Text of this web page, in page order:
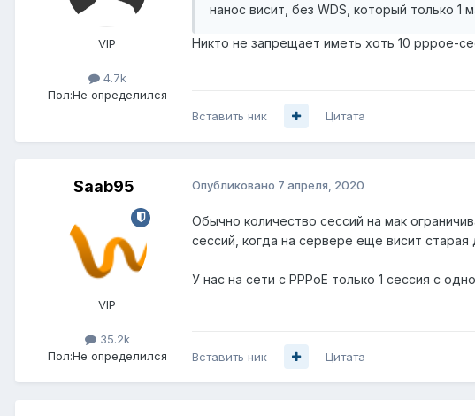
VIP
4.7k
Пол:Не определился
нанос висит, без WDS, который только 1
Никто не запрещает иметь хоть 10 pppoe-
Вставить ник Цитата
Saab95
VIP
35.2k
Пол:Не определился
Опубликовано 7 апреля, 2020
Обычно количество сессий на мак
сессий, когда на сервере еще висит
У нас на сети с PPPoE только 1 сессия с
Вставить ник Цитата